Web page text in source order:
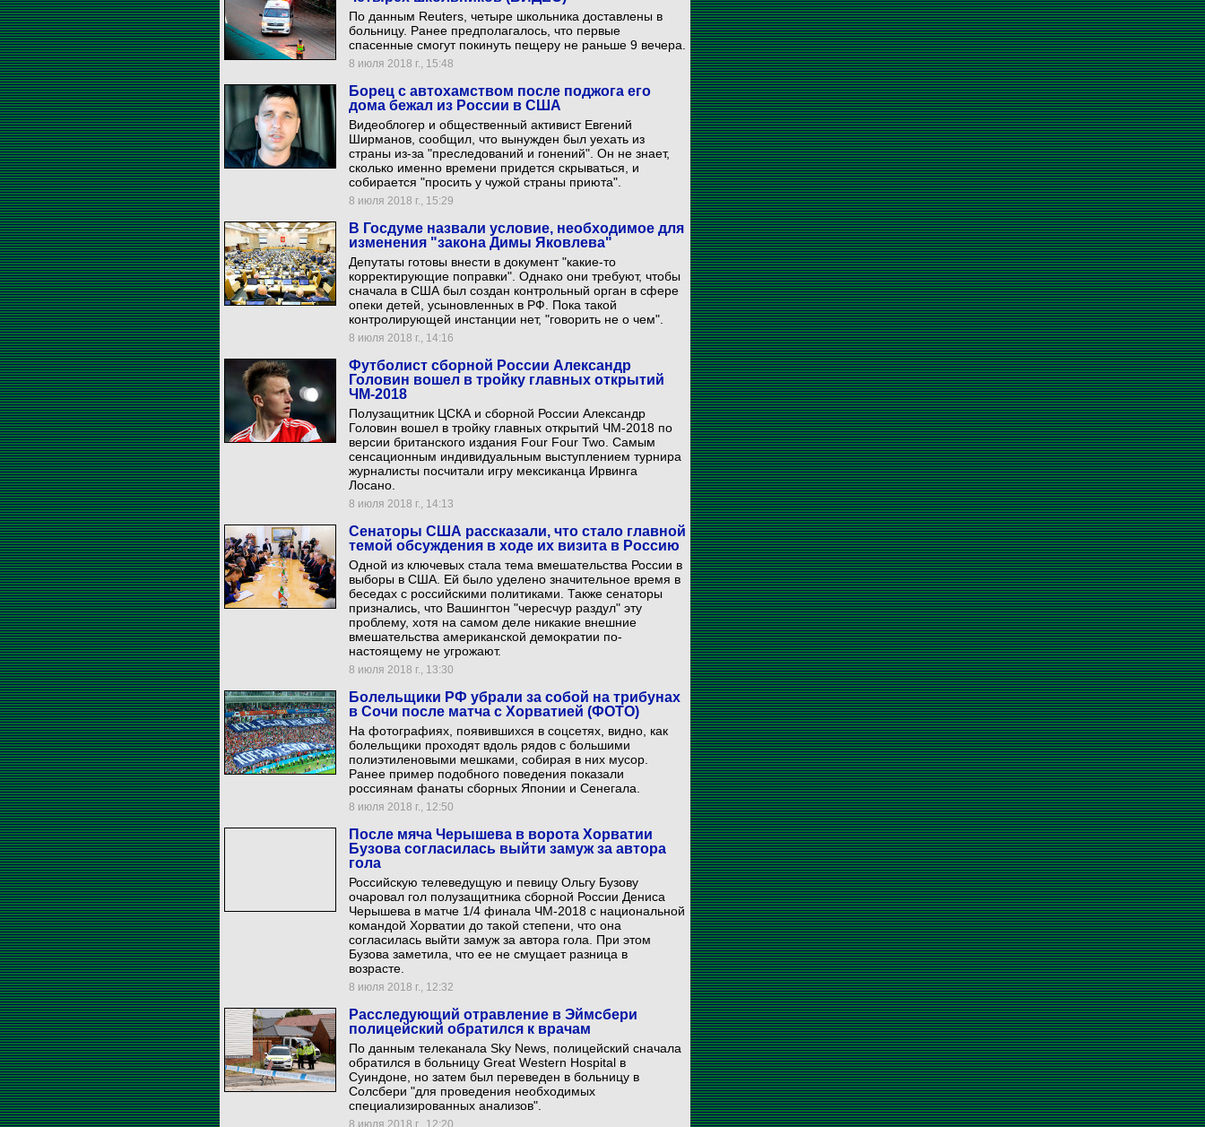
По данным Reuters, четыре школьника доставлены в
больницу. Ранее предполагалось, что первые
спасенные смогут покинуть пещеру не раньше 9 вечера.
8 июля 2018 г., 15:48
Борец с автохамством после поджога его
дома бежал из России в США
Видеоблогер и общественный активист Евгений
Ширманов, сообщил, что вынужден был уехать из
страны из-за "преследований и гонений". Он не знает,
сколько именно времени придется скрываться, и
собирается "просить у чужой страны приюта".
8 июля 2018 г., 15:29
В Госдуме назвали условие, необходимое для
изменения "закона Димы Яковлева"
Депутаты готовы внести в документ "какие-то
корректирующие поправки". Однако они требуют, чтобы
сначала в США был создан контрольный орган в сфере
опеки детей, усыновленных в РФ. Пока такой
контролирующей инстанции нет, "говорить не о чем".
8 июля 2018 г., 14:16
Футболист сборной России Александр
Головин вошел в тройку главных открытий
ЧМ-2018
Полузащитник ЦСКА и сборной России Александр
Головин вошел в тройку главных открытий ЧМ-2018 по
версии британского издания Four Four Two. Самым
сенсационным индивидуальным выступлением турнира
журналисты посчитали игру мексиканца Ирвинга
Лосано.
8 июля 2018 г., 14:13
Сенаторы США рассказали, что стало главной
темой обсуждения в ходе их визита в Россию
Одной из ключевых стала тема вмешательства России в
выборы в США. Ей было уделено значительное время в
беседах с российскими политиками. Также сенаторы
признались, что Вашингтон "чересчур раздул" эту
проблему, хотя на самом деле никакие внешние
вмешательства американской демократии по-
настоящему не угрожают.
8 июля 2018 г., 13:30
Болельщики РФ убрали за собой на трибунах
в Сочи после матча с Хорватией (ФОТО)
На фотографиях, появившихся в соцсетях, видно, как
болельщики проходят вдоль рядов с большими
полиэтиленовыми мешками, собирая в них мусор.
Ранее пример подобного поведения показали
россиянам фанаты сборных Японии и Сенегала.
8 июля 2018 г., 12:50
После мяча Черышева в ворота Хорватии
Бузова согласилась выйти замуж за автора
гола
Российскую телеведущую и певицу Ольгу Бузову
очаровал гол полузащитника сборной России Дениса
Черышева в матче 1/4 финала ЧМ-2018 с национальной
командой Хорватии до такой степени, что она
согласилась выйти замуж за автора гола. При этом
Бузова заметила, что ее не смущает разница в
возрасте.
8 июля 2018 г., 12:32
Расследующий отравление в Эймсбери
полицейский обратился к врачам
По данным телеканала Sky News, полицейский сначала
обратился в больницу Great Western Hospital в
Суиндоне, но затем был переведен в больницу в
Солсбери "для проведения необходимых
специализированных анализов".
8 июля 2018 г., 12:20